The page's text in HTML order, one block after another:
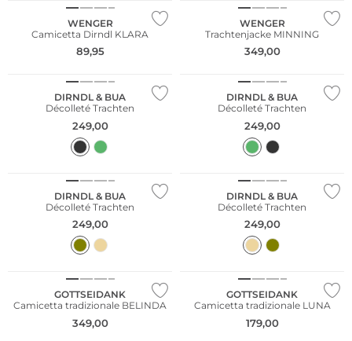
WENGER
Camicetta Dirndl KLARA
89,95
WENGER
Trachtenjacke MINNING
349,00
DIRNDL & BUA
Décolleté Trachten
249,00
DIRNDL & BUA
Décolleté Trachten
249,00
DIRNDL & BUA
Décolleté Trachten
249,00
DIRNDL & BUA
Décolleté Trachten
249,00
GOTTSEIDANK
Camicetta tradizionale BELINDA
349,00
GOTTSEIDANK
Camicetta tradizionale LUNA
179,00